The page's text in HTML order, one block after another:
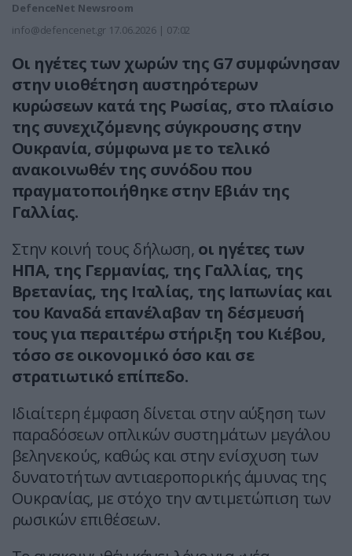
DefenceNet Newsroom
info@defencenet.gr 17.06.2026 | 07:02
Οι ηγέτες των χωρών της G7 συμφώνησαν
στην υιοθέτηση αυστηρότερων
κυρώσεων κατά της Ρωσίας, στο πλαίσιο
της συνεχιζόμενης σύγκρουσης στην
Ουκρανία, σύμφωνα με το τελικό
ανακοινωθέν της συνόδου που
πραγματοποιήθηκε στην Εβιάν της
Γαλλίας.
Στην κοινή τους δήλωση, οι ηγέτες των
ΗΠΑ, της Γερμανίας, της Γαλλίας, της
Βρετανίας, της Ιταλίας, της Ιαπωνίας και
του Καναδά επανέλαβαν τη δέσμευσή
τους για περαιτέρω στήριξη του Κιέβου,
τόσο σε οικονομικό όσο και σε
στρατιωτικό επίπεδο.
Ιδιαίτερη έμφαση δίνεται στην αύξηση των
παραδόσεων οπλικών συστημάτων μεγάλου
βεληνεκούς, καθώς και στην ενίσχυση των
δυνατοτήτων αντιαεροπορικής άμυνας της
Ουκρανίας, με στόχο την αντιμετώπιση των
ρωσικών επιθέσεων.